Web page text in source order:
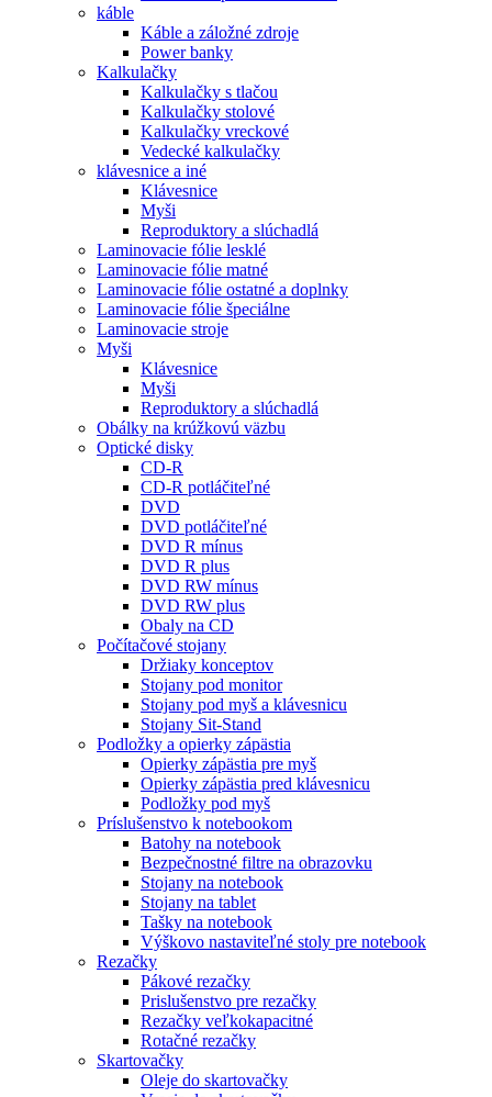
káble
Káble a záložné zdroje
Power banky
Kalkulačky
Kalkulačky s tlačou
Kalkulačky stolové
Kalkulačky vreckové
Vedecké kalkulačky
klávesnice a iné
Klávesnice
Myši
Reproduktory a slúchadlá
Laminovacie fólie lesklé
Laminovacie fólie matné
Laminovacie fólie ostatné a doplnky
Laminovacie fólie špeciálne
Laminovacie stroje
Myši
Klávesnice
Myši
Reproduktory a slúchadlá
Obálky na krúžkovú väzbu
Optické disky
CD-R
CD-R potláčiteľné
DVD
DVD potláčiteľné
DVD R mínus
DVD R plus
DVD RW mínus
DVD RW plus
Obaly na CD
Počítačové stojany
Držiaky konceptov
Stojany pod monitor
Stojany pod myš a klávesnicu
Stojany Sit-Stand
Podložky a opierky zápästia
Opierky zápästia pre myš
Opierky zápästia pred klávesnicu
Podložky pod myš
Príslušenstvo k notebookom
Batohy na notebook
Bezpečnostné filtre na obrazovku
Stojany na notebook
Stojany na tablet
Tašky na notebook
Výškovo nastaviteľné stoly pre notebook
Rezačky
Pákové rezačky
Prislušenstvo pre rezačky
Rezačky veľkokapacitné
Rotačné rezačky
Skartovačky
Oleje do skartovačky